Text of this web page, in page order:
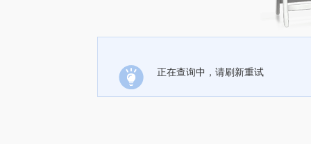
正在查询中，请刷新重试